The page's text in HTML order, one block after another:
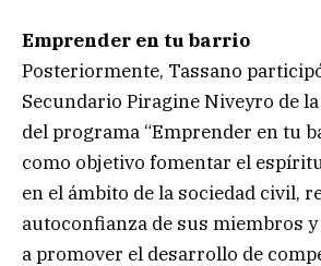
Emprender en tu barrio
Posteriormente, Tassano
Secundario Piragine Niveyro de
del programa “Emprender en tu
como objetivo fomentar el
en el ámbito de la sociedad civil,
autoconfianza de sus miembros y
a promover el desarrollo de